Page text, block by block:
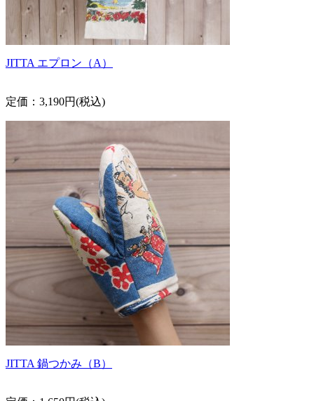
JITTA エプロン（A）
定価：3,190円(税込)
JITTA 鍋つかみ（B）